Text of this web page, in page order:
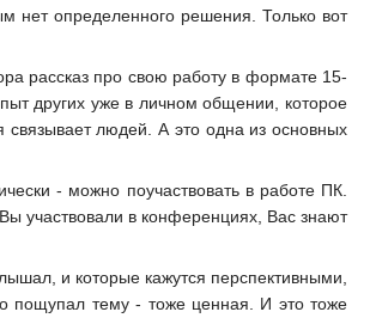
нет определенного решения. Только вот
рассказ про свою работу в формате 15-
других уже в личном общении, которое
людей. А это одна из основных
- можно поучаствовать в работе ПК.
участвовали в конференциях, Вас знают
и которые кажутся перспективными,
пощупал тему - тоже ценная. И это тоже